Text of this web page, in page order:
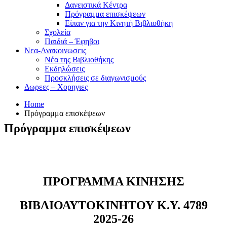
Δανειστικά Κέντρα
Πρόγραμμα επισκέψεων
Είπαν για την Κινητή Βιβλιοθήκη
Σχολεία
Παιδιά – Έφηβοι
Νεα-Ανακοινωσεις
Νέα της Βιβλιοθήκης
Εκδηλώσεις
Προσκλήσεις σε διαγωνισμούς
Δωρεες – Χορηγιες
Home
Πρόγραμμα επισκέψεων
Πρόγραμμα επισκέψεων
ΠΡΟΓΡΑΜΜΑ ΚΙΝΗΣΗΣ
ΒΙΒΛΙΟΑΥΤΟΚΙΝΗΤΟΥ Κ.Υ. 4789
2025-26